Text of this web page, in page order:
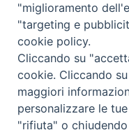
Copyright ©
Trentina Editrice
Privacy Policy
"miglioramento
"targeting e
cookie policy.
Cliccando su
cookie. Cliccando
maggiori
personalizzare le
"rifiuta" o